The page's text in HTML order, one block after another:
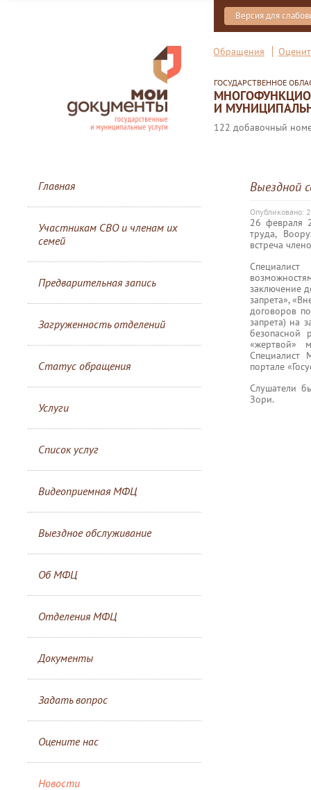
Версия для
Обращения
ГОСУДАРСТВЕННОЕ
И
122 добавочный
Главная
Участникам СВО и членам их
семей
Предварительная запись
Загруженность отделений
Статус обращения
Услуги
Список услуг
Видеоприемная МФЦ
Выездное обслуживание
Об МФЦ
Отделения МФЦ
Документы
Задать вопрос
Оцените нас
Новости
Выездной
Опубликовано:
26 февраля
труда,
встреча
заключение
запрета»,
договоров
запрета) на
безопасной
«жертвой»
Специалист
портале
Слушатели
Зори.